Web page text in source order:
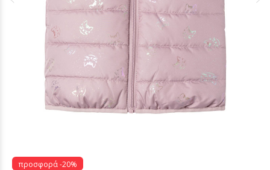
προσφορά -20%